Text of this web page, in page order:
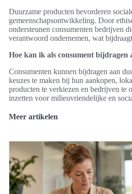
Duurzame producten bevorderen
gemeenschapsontwikkeling. Door
ondersteunen consumenten bedrijven
verantwoord ondernemen, wat
Hoe kan ik als consument bijdragen
Consumenten kunnen bijdragen aan
keuzes te maken bij hun aankopen,
producten te verkiezen en bedrijven te
inzetten voor milieuvriendelijke en
Meer artikelen